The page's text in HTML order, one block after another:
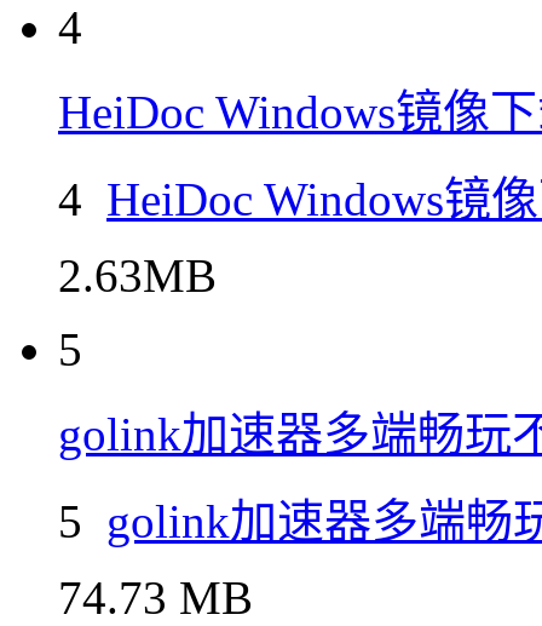
4
HeiDoc Windows镜像
4 HeiDoc Windows镜
2.63MB
5
golink加速器多端畅玩
5 golink加速器多端畅
74.73 MB